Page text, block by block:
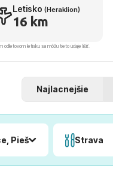
Letisko(Heraklion)
16 km
odletovom letisku sa môžu tieto údaje líšiť.
Najlacnejšie
Piešťany, PopradStrava